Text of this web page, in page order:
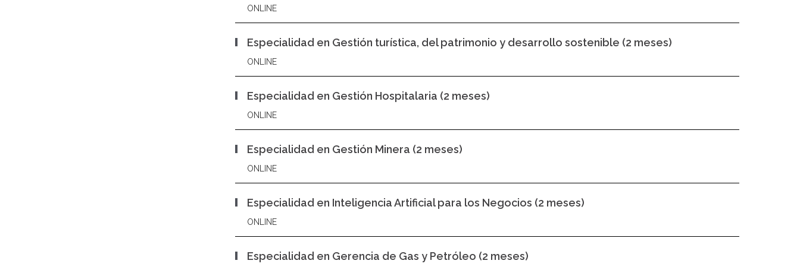
ONLINE
Especialidad en Gestión turística, del patrimonio y desarrollo sostenible (2 meses)
ONLINE
Especialidad en Gestión Hospitalaria (2 meses)
ONLINE
Especialidad en Gestión Minera (2 meses)
ONLINE
Especialidad en Inteligencia Artificial para los Negocios (2 meses)
ONLINE
Especialidad en Gerencia de Gas y Petróleo (2 meses)